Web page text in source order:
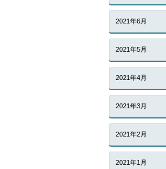
2021年6月
2021年5月
2021年4月
2021年3月
2021年2月
2021年1月